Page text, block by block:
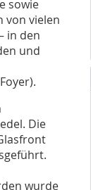
sowie
von vielen
in den
und
Die
wurde